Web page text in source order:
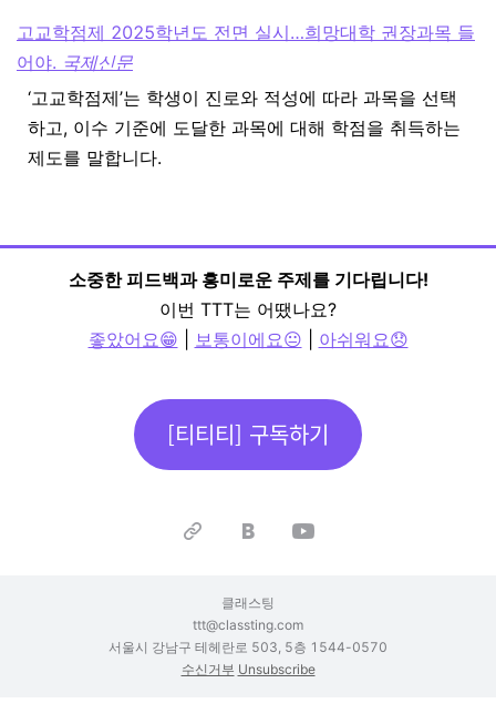
고교학점제 2025학년도 전면 실시…희망대학 권장과목 들
어야. 국제신문
‘고교학점제’는 학생이 진로와 적성에 따라 과목을 선택
하고, 이수 기준에 도달한 과목에 대해 학점을 취득하는
제도를 말합니다.
소중한 피드백과 흥미로운 주제를 기다립니다!
이번 TTT는 어땠나요?
좋았어요😁
보통이에요😐 아쉬워요😞
[티티티] 구독하기
클래스팅
ttt@classting.com
서울시 강남구 테헤란로 503, 5층 1544-0570
수신거부 Unsubscribe